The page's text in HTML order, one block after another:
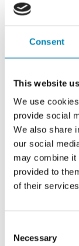
Consent
This website
We use
provide social
We also share
our social
may combine it
provided to
of their
Selection
Necessary
tages af eller på. Vi
Bænken har flere
moduler. Selve
Bænken er 40 cm i
Vores
Bænken kan
mange muligheder
sammensættes,
være perfekt i
skuffer giver